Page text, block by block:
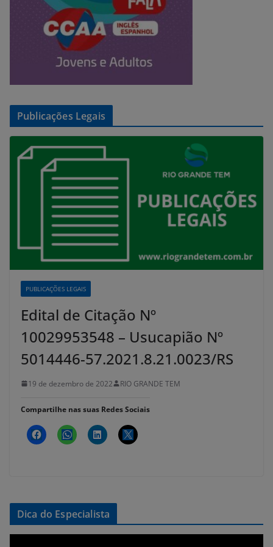
Publicações Legais
PUBLICAÇÕES LEGAIS
Edital de Citação Nº
10029953548 – Usucapião Nº
5014446-57.2021.8.21.0023/RS
19 de dezembro de 2022 RIO GRANDE TEM
Compartilhe nas suas Redes Sociais
Dica do Especialista